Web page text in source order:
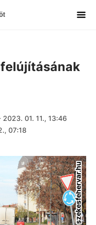
· 2023. 01. 11., 13:46
07:18
szekesfehervar.hu